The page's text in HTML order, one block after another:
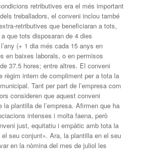
retributives era el més important
treballadors, el conveni inclou també
retributives que beneficiaran a tots,
que tots disposaran de 4 dies
(+ 1 dia més cada 15 anys en
en baixes laborals, o en permisos
37.5 hores; entre altres. El conveni
règim intern de compliment per a tota la
Tant per part de l’empresa com
consideren que aquest conveni
plantilla de l’empresa. Afirmen que ha
intenses i molta faena, però
just, equitatiu i empàtic amb tota la
seu conjunt». Ara, la plantilla en el seu
en la nòmina del mes de juliol les